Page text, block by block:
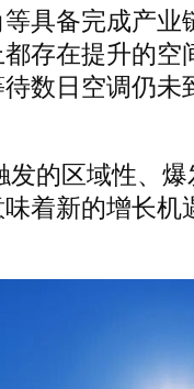
具备完成产业
存在提升的空
数日空调仍未
发的区域性、
着新的增长机